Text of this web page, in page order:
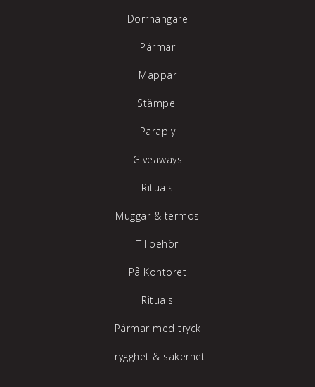
Dörrhängare
Pärmar
Mappar
Stämpel
Paraply
Giveaways
Rituals
Muggar & termos
Tillbehör
På Kontoret
Rituals
Pärmar med tryck
Trygghet & säkerhet